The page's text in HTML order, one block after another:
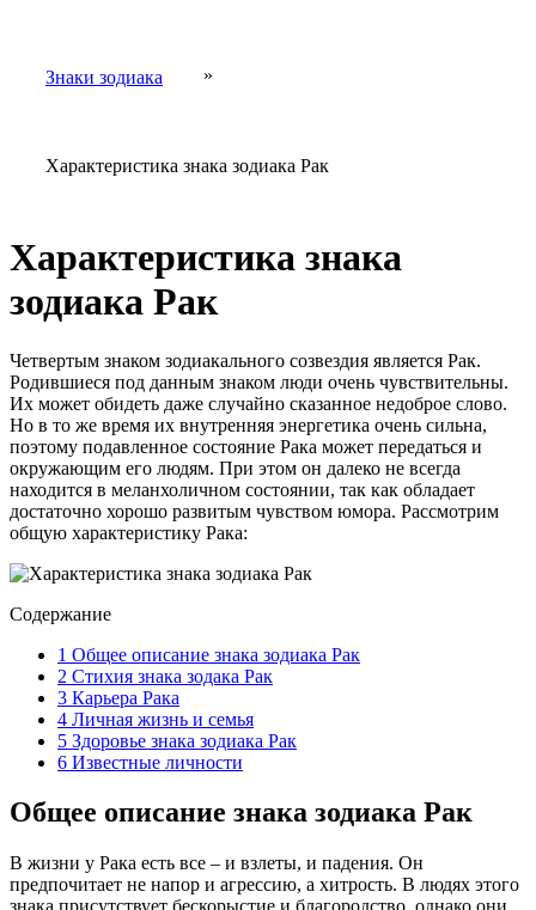
Знаки зодиака »
Характеристика знака зодиака Рак
Характеристика знака
зодиака Рак
Четвертым знаком зодиакального созвездия является Рак.
Родившиеся под данным знаком люди очень чувствительны.
Их может обидеть даже случайно сказанное недоброе слово.
Но в то же время их внутренняя энергетика очень сильна,
поэтому подавленное состояние Рака может передаться и
окружающим его людям. При этом он далеко не всегда
находится в меланхоличном состоянии, так как обладает
достаточно хорошо развитым чувством юмора. Рассмотрим
общую характеристику Рака:
Содержание
1 Общее описание знака зодиака Рак
2 Стихия знака зодака Рак
3 Карьера Рака
4 Личная жизнь и семья
5 Здоровье знака зодиака Рак
6 Известные личности
Общее описание знака зодиака Рак
В жизни у Рака есть все – и взлеты, и падения. Он
предпочитает не напор и агрессию, а хитрость. В людях этого